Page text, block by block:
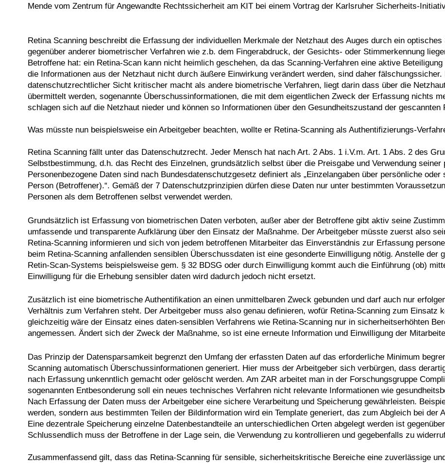
Mende vom Zentrum für Angewandte Rechtssicherheit am KIT bei einem Vortrag der Karlsruher Sicherheits-
Retina Scanning beschreibt die Erfassung der individuellen Merkmale der Netzhaut des Auges durch ein
gegenüber anderer biometrischer Verfahren wie z.b. dem Fingerabdruck, der Gesichts- oder Stimmerkennung
Betroffene hat: ein Retina-Scan kann nicht heimlich geschehen, da das Scanning-Verfahren eine aktive
die Informationen aus der Netzhaut nicht durch äußere Einwirkung verändert werden, sind daher
datenschutzrechtlicher Sicht kritischer macht als andere biometrische Verfahren, liegt darin dass über die
übermittelt werden, sogenannte Überschussinformationen, die mit dem eigentlichen Zweck der Erfassung nichts
schlagen sich auf die Netzhaut nieder und können so Informationen über den Gesundheitszustand der gescannten
Was müsste nun beispielsweise ein Arbeitgeber beachten, wollte er Retina-Scanning als Authentifizierungs-
Retina Scanning fällt unter das Datenschutzrecht. Jeder Mensch hat nach Art. 2 Abs. 1 i.V.m. Art. 1 Abs. 2 des
Selbstbestimmung, d.h. das Recht des Einzelnen, grundsätzlich selbst über die Preisgabe und Verwendung
Personenbezogene Daten sind nach Bundesdatenschutzgesetz definiert als „Einzelangaben über persönliche
Person (Betroffener).“. Gemäß der 7 Datenschutzprinzipien dürfen diese Daten nur unter bestimmten
Personen als dem Betroffenen selbst verwendet werden.
Grundsätzlich ist Erfassung von biometrischen Daten verboten, außer aber der Betroffene gibt aktiv seine
umfassende und transparente Aufklärung über den Einsatz der Maßnahme. Der Arbeitgeber müsste zuerst also
Retina-Scanning informieren und sich von jedem betroffenen Mitarbeiter das Einverständnis zur Erfassung
beim Retina-Scanning anfallenden sensiblen Überschussdaten ist eine gesonderte Einwilligung nötig. Anstelle der
Retin-Scan-Systems beispielsweise gem. § 32 BDSG oder durch Einwilligung kommt auch die Einführung (ob)
Einwilligung für die Erhebung sensibler daten wird dadurch jedoch nicht ersetzt.
Zusätzlich ist eine biometrische Authentifikation an einen unmittelbaren Zweck gebunden und darf auch nur
Verhältnis zum Verfahren steht. Der Arbeitgeber muss also genau definieren, wofür Retina-Scanning zum Einsatz
gleichzeitig wäre der Einsatz eines daten-sensiblen Verfahrens wie Retina-Scanning nur in sicherheitserhöhten
angemessen. Ändert sich der Zweck der Maßnahme, so ist eine erneute Information und Einwilligung der
Das Prinzip der Datensparsamkeit begrenzt den Umfang der erfassten Daten auf das erforderliche Minimum
Scanning automatisch Überschussinformationen generiert. Hier muss der Arbeitgeber sich verbürgen, dass
nach Erfassung unkenntlich gemacht oder gelöscht werden. Am ZAR arbeitet man in der Forschungsgruppe
sogenannten Entbesonderung soll ein neues technisches Verfahren nicht relevante Informationen wie
Nach Erfassung der Daten muss der Arbeitgeber eine sichere Verarbeitung und Speicherung gewährleisten.
werden, sondern aus bestimmten Teilen der Bildinformation wird ein Template generiert, das zum Abgleich bei der
Eine dezentrale Speicherung einzelne Datenbestandteile an unterschiedlichen Orten abgelegt werden ist
Schlussendlich muss der Betroffene in der Lage sein, die Verwendung zu kontrollieren und gegebenfalls zu
Zusammenfassend gilt, dass das Retina-Scanning für sensible, sicherheitskritische Bereiche eine zuverlässige